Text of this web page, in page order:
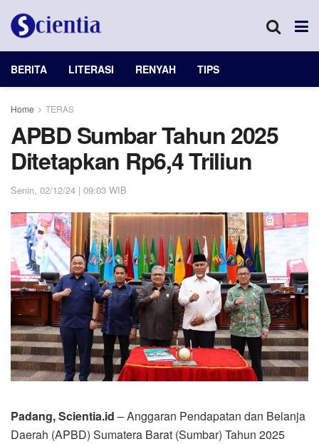
BERITA LITERASI RENYAH TIPS
Home TERAS
APBD Sumbar Tahun 2025
Ditetapkan Rp6,4 Triliun
Senin, 02/12/24 | 09:03 WIB
Padang, Scientia.id – Anggaran Pendapatan dan Belanja
Daerah (APBD) Sumatera Barat (Sumbar) Tahun 2025